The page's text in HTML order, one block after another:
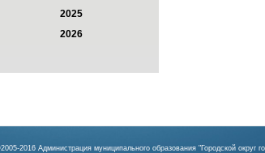
2025
2026
2016 Администрация муниципального образования "Городской округ